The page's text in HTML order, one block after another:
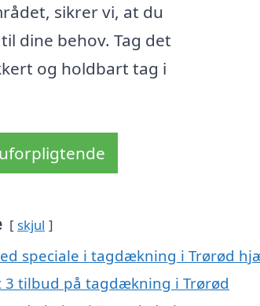
sikrer vi, at du
dine behov. Tag det
og holdbart tag i
skjul
speciale i tagdækning i Trørød
tilbud på tagdækning i Trørød